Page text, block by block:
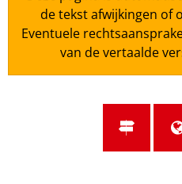
de tekst afwijkingen of
Eventuele
van de vertaalde